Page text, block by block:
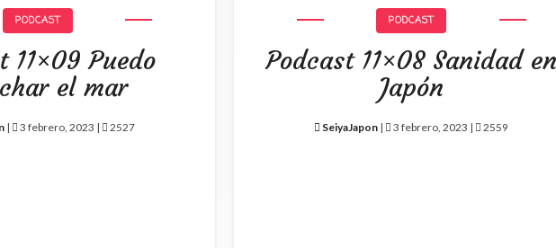
PODCAST
11×09 Puedo
el mar
| 3 febrero, 2023 | 2527
PODCAST
Podcast 11×08 Sanidad en
Japón
SeiyaJapon | 3 febrero, 2023 | 2559